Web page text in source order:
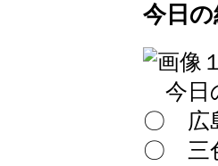
今日
今日
〇 広
〇 三